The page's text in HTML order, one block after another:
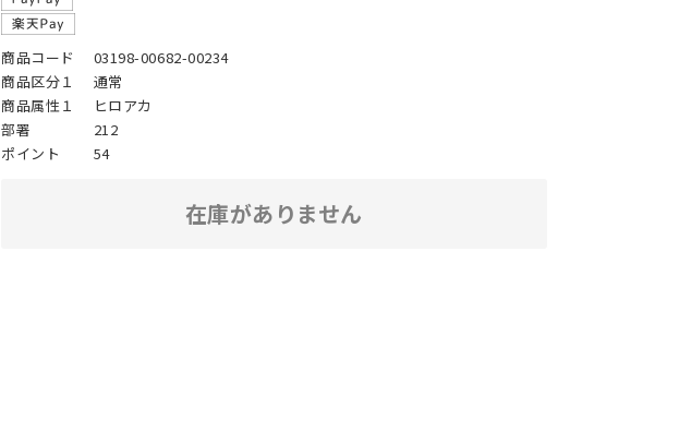
商品コード
03198-00682-00234
商品区分１
通常
商品属性１
ヒロアカ
部署
212
ポイント
54
在庫がありません